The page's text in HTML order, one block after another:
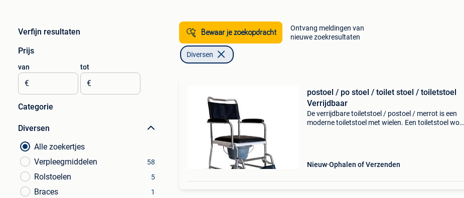
Verfijn resultaten
Prijs
van
€
tot
€
Categorie
Diversen
Alle zoekertjes
Verpleegmiddelen
58
Rolstoelen 5
Braces 1
Bewaar je zoekopdracht
Ontvang meldingen van
nieuwe zoekresultaten
Diversen
postoel / po stoel / toilet stoel / toiletstoel
Verrijdbaar
De verrijdbare toiletstoel / postoel / merrot is een
moderne toiletstoel met wielen. Een toiletstoel word
Nieuw Ophalen of Verzenden